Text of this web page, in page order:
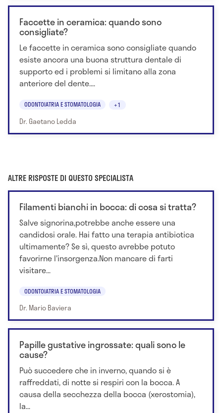
Faccette in ceramica: quando sono
consigliate?
Le faccette in ceramica sono consigliate quando
esiste ancora una buona struttura dentale di
supporto ed i problemi si limitano alla zona
anteriore del dente....
ODONTOIATRIA E STOMATOLOGIA +1
Dr. Gaetano Ledda
ALTRE RISPOSTE DI QUESTO SPECIALISTA
Filamenti bianchi in bocca: di cosa si tratta?
Salve signorina,potrebbe anche essere una
candidosi orale. Hai fatto una terapia antibiotica
ultimamente? Se sì, questo avrebbe potuto
favorirne l'insorgenza.Non mancare di farti
visitare...
ODONTOIATRIA E STOMATOLOGIA
Dr. Mario Baviera
Papille gustative ingrossate: quali sono le
cause?
Può succedere che in inverno, quando si è
raffreddati, di notte si respiri con la bocca. A
causa della secchezza della bocca (xerostomia),
la...